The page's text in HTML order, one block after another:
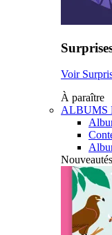
Voir
À paraître
ALBUMS
Nouveautés